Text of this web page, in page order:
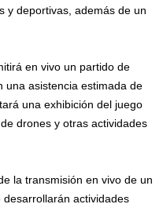
y deportivas, además de un
en vivo un partido de
una asistencia estimada de
una exhibición del juego
drones y otras actividades
la transmisión en vivo de un
actividades